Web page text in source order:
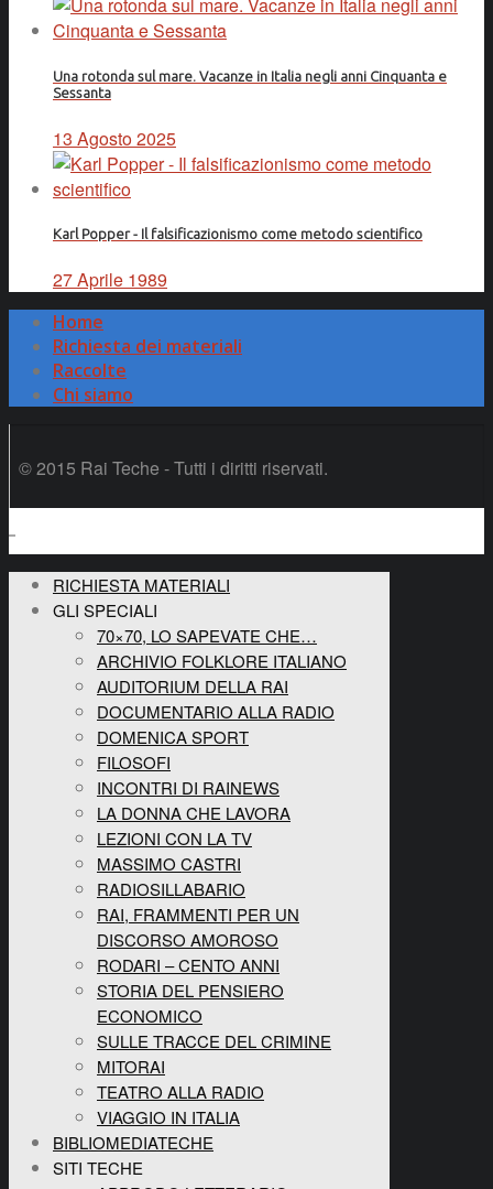
Una rotonda sul mare. Vacanze in Italia negli anni Cinquanta e
Sessanta
13 Agosto 2025
Karl Popper - Il falsificazionismo come metodo scientifico
27 Aprile 1989
Home
Richiesta dei materiali
Raccolte
Chi siamo
© 2015 Rai Teche - Tutti i diritti riservati.
RICHIESTA MATERIALI
GLI SPECIALI
70×70, LO SAPEVATE CHE…
ARCHIVIO FOLKLORE ITALIANO
AUDITORIUM DELLA RAI
DOCUMENTARIO ALLA RADIO
DOMENICA SPORT
FILOSOFI
INCONTRI DI RAINEWS
LA DONNA CHE LAVORA
LEZIONI CON LA TV
MASSIMO CASTRI
RADIOSILLABARIO
RAI, FRAMMENTI PER UN
DISCORSO AMOROSO
RODARI – CENTO ANNI
STORIA DEL PENSIERO
ECONOMICO
SULLE TRACCE DEL CRIMINE
MITORAI
TEATRO ALLA RADIO
VIAGGIO IN ITALIA
BIBLIOMEDIATECHE
SITI TECHE